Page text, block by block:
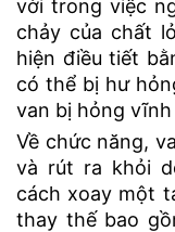
vời trong việc
chảy của chất
hiện điều tiết
có thể bị hư
van bị hỏng vĩnh
Về chức năng,
và rút ra khỏi
cách xoay một
thay thế bao